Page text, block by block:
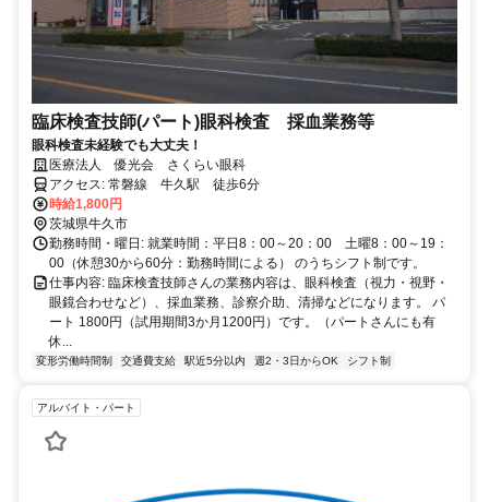
臨床検査技師(パート)眼科検査 採血業務等
眼科検査未経験でも大丈夫！
医療法人 優光会 さくらい眼科
アクセス: 常磐線 牛久駅 徒歩6分
時給1,800円
茨城県牛久市
勤務時間・曜日: 就業時間：平日8：00～20：00 土曜8：00～19：
00（休憩30から60分：勤務時間による） のうちシフト制です。
仕事内容: 臨床検査技師さんの業務内容は、眼科検査（視力・視野・
眼鏡合わせなど）、採血業務、診察介助、清掃などになります。 パ
ート 1800円（試用期間3か月1200円）です。（パートさんにも有
休...
変形労働時間制 交通費支給 駅近5分以内 週2・3日からOK シフト制
アルバイト・パート